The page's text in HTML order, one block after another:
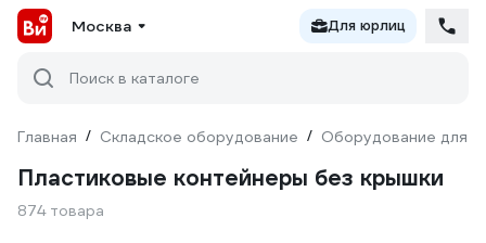
Москва Для юрлиц
Поиск в каталоге
Главная / Складское оборудование / Оборудование для
Пластиковые контейнеры без крышки
874 товара